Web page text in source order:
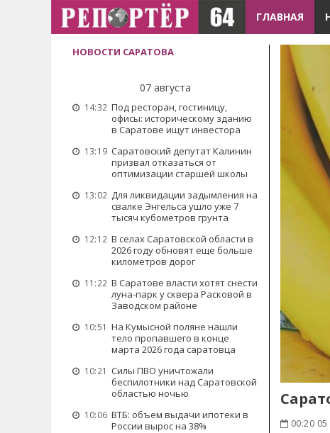
ГЛАВНАЯ
НОВОСТИ САРАТОВА
07 августа
14:32 Под ресторан, гостиницу,
офисы: историческому зданию
в Саратове ищут инвестора
13:19 Саратовский депутат Калинин
призвал отказаться от
оптимизации старшей школы
13:02 Для ликвидации задымления на
свалке Энгельса ушло уже 7
тысяч кубометров грунта
12:12 В селах Саратовской области в
2026 году обновят еще больше
километров дорог
11:22 В Саратове власти хотят снести
луна-парк у сквера Расковой в
Заводском районе
10:51 На Кумысной поляне нашли
тело пропавшего в конце
марта 2026 года саратовца
10:21 Силы ПВО уничтожали
беспилотники над Саратовской
областью ночью
10:06 ВТБ: объем выдачи ипотеки в
России вырос на 38%
00:20